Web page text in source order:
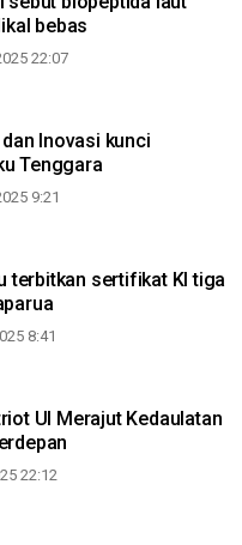
bebas
22:07
Inovasi kunci
Tenggara
9:21
terbitkan sertifikat KI tiga
8:41
UI Merajut Kedaulatan
22:12